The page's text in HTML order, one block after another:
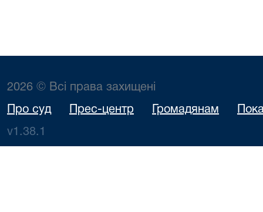
2026 © Всі права захищені
Про суд Прес-центр Громадянам
v1.38.1